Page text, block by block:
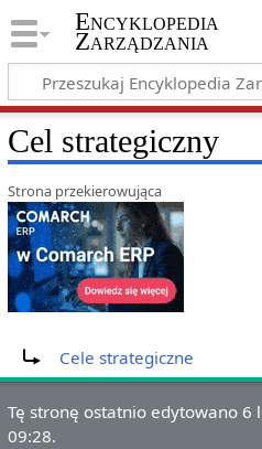
Encyklopedia
Zarządzania
Cel strategiczny
Strona przekierowująca
Cele strategiczne
Tę stronę ostatnio edytowano 6
09:28.